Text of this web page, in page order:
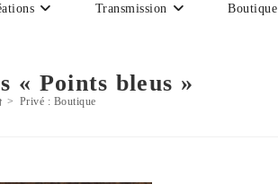
Transmission Boutique
« Points bleus »
> Privé : Boutique